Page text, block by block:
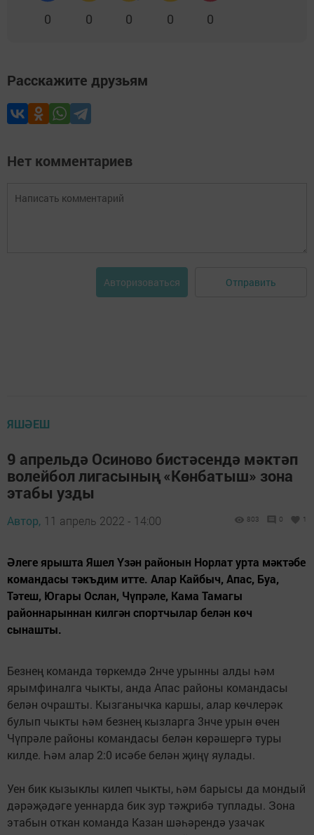
0 0 0 0 0
Расскажите друзьям
Нет комментариев
Авторизоваться Отправить
ЯШӘЕШ
9 апрельдә Осиново бистәсендә мәктәп
волейбол лигасының «Көнбатыш» зона
этабы узды
Автор, 11 апрель 2022 - 14:00 803 0 1
Әлеге ярышта Яшел Үзән районын Норлат урта мәктәбе
командасы тәкъдим итте. Алар Кайбыч, Апас, Буа,
Тәтеш, Югары Ослан, Чүпрәле, Кама Тамагы
районнарыннан килгән спортчылар белән көч
сынашты.
Безнең команда төркемдә 2нче урынны алды һәм
ярымфиналга чыкты, анда Апас районы командасы
белән очрашты. Кызганычка каршы, алар көчлерәк
булып чыкты һәм безнең кызларга 3нче урын өчен
Чүпрәле районы командасы белән көрәшергә туры
килде. Һәм алар 2:0 исәбе белән җиңү яулады.
Уен бик кызыклы килеп чыкты, һәм барысы да мондый
дәрәҗәдәге уеннарда бик зур тәҗрибә туплады. Зона
этабын откан команда Казан шәһәрендә узачак